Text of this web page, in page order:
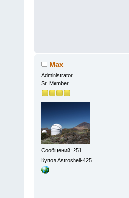
Max
Administrator
Sr. Member
Сообщений: 251
Купол Astroshell-425